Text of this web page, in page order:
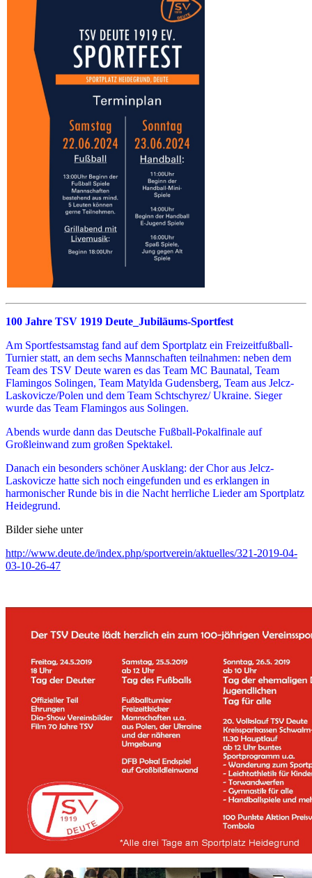
100 Jahre TSV 1919 Deute_Jubiläums-Sportfest
Am Sportfestsamstag fand auf dem Sportplatz ein Freizeitfußball-
Turnier statt, an dem sechs Mannschaften teilnahmen: neben dem
Team des TSV Deute waren es das Team MC Baunatal, Team
Flamingos Solingen, Team Matylda Gudensberg, Team aus Jelcz-
Laskovicze/Polen und dem Team Schtschyrez/ Ukraine. Sieger
wurde das Team Flamingos aus Solingen.
Abends wurde dann das Deutsche Fußball-Pokalfinale auf
Großleinwand zum großen Spektakel.
Danach ein besonders schöner Ausklang: der Chor aus Jelcz-
Laskovicze hatte sich noch eingefunden und es erklangen in
harmonischer Runde bis in die Nacht herrliche Lieder am Sportplatz
Heidegrund.
Bilder siehe unter
http://www.deute.de/index.php/sportverein/aktuelles/321-2019-04-
03-10-26-47